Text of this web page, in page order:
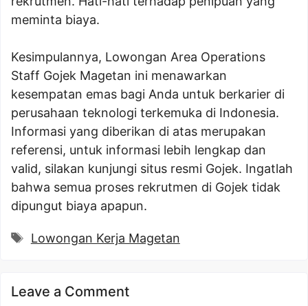
meminta biaya.
Kesimpulannya, Lowongan Area Operations
Staff Gojek Magetan ini menawarkan
kesempatan emas bagi Anda untuk berkarier di
perusahaan teknologi terkemuka di Indonesia.
Informasi yang diberikan di atas merupakan
referensi, untuk informasi lebih lengkap dan
valid, silakan kunjungi situs resmi Gojek. Ingatlah
bahwa semua proses rekrutmen di Gojek tidak
dipungut biaya apapun.
Tags
Lowongan Kerja Magetan
Leave a Comment